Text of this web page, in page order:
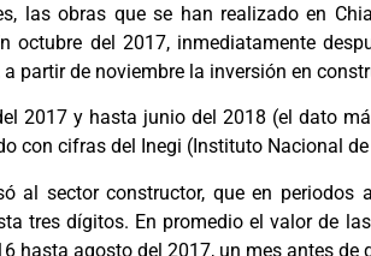
las obras que se han realizado en
octubre del 2017, inmediatamente
partir de noviembre la inversión en
2017 y hasta junio del 2018 (el dato
con cifras del Inegi (Instituto Nacional
al sector constructor, que en
tres dígitos. En promedio el valor de
hasta agosto del 2017, un mes antes de